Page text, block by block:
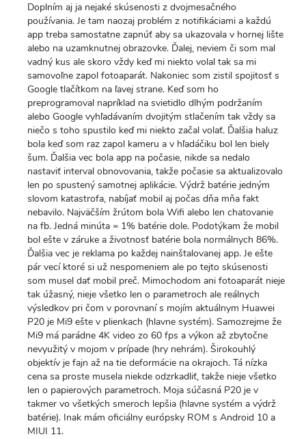
Doplním aj ja nejaké skúsenosti z dvojmesačného
používania. Je tam naozaj problém z notifikáciami a každú
app treba samostatne zapnúť aby sa ukazovala v hornej lište
alebo na uzamknutnej obrazovke. Ďalej, neviem či som mal
vadný kus ale skoro vždy keď mi niekto volal tak sa mi
samovoľne zapol fotoaparát. Nakoniec som zistil spojitosť s
Google tlačítkom na ľavej strane. Keď som ho
preprogramoval napríklad na svietidlo dlhým podržaním
alebo Google vyhľadávaním dvojitým stlačením tak vždy sa
niečo s toho spustilo keď mi niekto začal volať. Ďalšia haluz
bola keď som raz zapol kameru a v hľadáčiku bol len biely
šum. Ďalšia vec bola app na počasie, nikde sa nedalo
nastaviť interval obnovovania, takže počasie sa aktualizovalo
len po spustený samotnej aplikácie. Výdrž batérie jedným
slovom katastrofa, nabíjať mobil aj počas dňa mňa fakt
nebavilo. Najväčším žrútom bola Wifi alebo len chatovanie
na fb. Jedná minúta = 1% batérie dole. Podotýkam že mobil
bol ešte v záruke a životnosť batérie bola normálnych 86%.
Ďalšia vec je reklama po každej nainštalovanej app. Je ešte
pár vecí ktoré si už nespomeniem ale po tejto skúsenosti
som musel dať mobil preč. Mimochodom ani fotoaparát nieje
tak úžasný, nieje všetko len o parametroch ale reálnych
výsledkov pri čom v porovnaní s mojím aktuálnym Huawei
P20 je Mi9 ešte v plienkach (hlavne systém). Samozrejme že
Mi9 má parádne 4K video zo 60 fps a výkon až zbytočne
nevyužitý v mojom v prípade (hry nehrám). Širokouhlý
objektív je fajn až na tie deformácie na okrajoch. Tá nízka
cena sa proste musela niekde odzrkadliť, takže nieje všetko
len o papierových parametroch. Moja súčasná P20 je v
takmer vo všetkých smeroch lepšia (hlavne systém a výdrž
batérie). Inak mám oficiálny európsky ROM s Android 10 a
MIUI 11.